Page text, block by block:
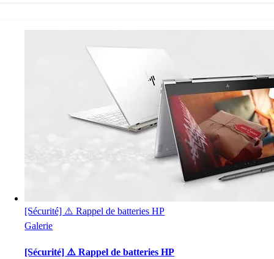
[Sécurité] ⚠️ Rappel de batteries HP
Galerie
[Sécurité] ⚠️ Rappel de batteries HP